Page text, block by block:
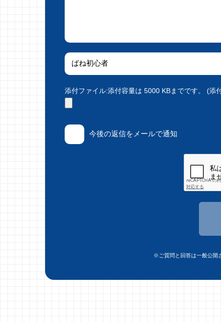
添付ファイル:添付容量は 5000 KBまでです。 (添
今後の返信をメールで通知
※ご質問と回答は一般公開